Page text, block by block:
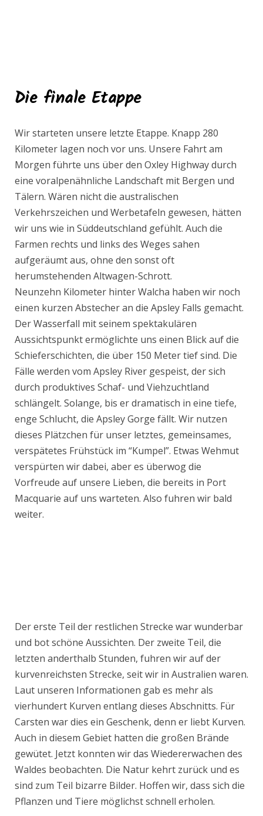
Die finale Etappe
Wir starteten unsere letzte Etappe. Knapp 280
Kilometer lagen noch vor uns. Unsere Fahrt am
Morgen führte uns über den Oxley Highway durch
eine voralpenähnliche Landschaft mit Bergen und
Tälern. Wären nicht die australischen
Verkehrszeichen und Werbetafeln gewesen, hätten
wir uns wie in Süddeutschland gefühlt. Auch die
Farmen rechts und links des Weges sahen
aufgeräumt aus, ohne den sonst oft
herumstehenden Altwagen-Schrott.
Neunzehn Kilometer hinter Walcha haben wir noch
einen kurzen Abstecher an die Apsley Falls gemacht.
Der Wasserfall mit seinem spektakulären
Aussichtspunkt ermöglichte uns einen Blick auf die
Schieferschichten, die über 150 Meter tief sind. Die
Fälle werden vom Apsley River gespeist, der sich
durch produktives Schaf- und Viehzuchtland
schlängelt. Solange, bis er dramatisch in eine tiefe,
enge Schlucht, die Apsley Gorge fällt. Wir nutzen
dieses Plätzchen für unser letztes, gemeinsames,
verspätetes Frühstück im “Kumpel”. Etwas Wehmut
verspürten wir dabei, aber es überwog die
Vorfreude auf unsere Lieben, die bereits in Port
Macquarie auf uns warteten. Also fuhren wir bald
weiter.
Der erste Teil der restlichen Strecke war wunderbar
und bot schöne Aussichten. Der zweite Teil, die
letzten anderthalb Stunden, fuhren wir auf der
kurvenreichsten Strecke, seit wir in Australien waren.
Laut unseren Informationen gab es mehr als
vierhundert Kurven entlang dieses Abschnitts. Für
Carsten war dies ein Geschenk, denn er liebt Kurven.
Auch in diesem Gebiet hatten die großen Brände
gewütet. Jetzt konnten wir das Wiedererwachen des
Waldes beobachten. Die Natur kehrt zurück und es
sind zum Teil bizarre Bilder. Hoffen wir, dass sich die
Pflanzen und Tiere möglichst schnell erholen.